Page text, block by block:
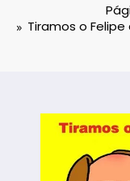
Tiramos o